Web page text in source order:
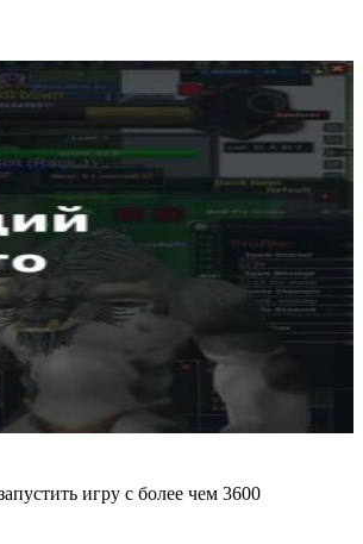
игру с более чем 3600